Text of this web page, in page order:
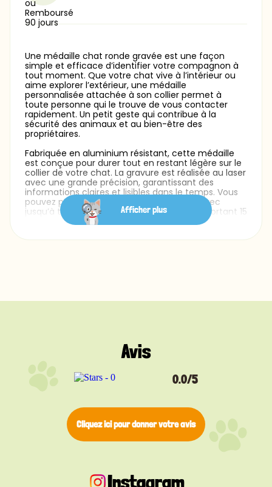
Une médaille chat ronde gravée est une façon
simple et efficace d’identifier votre compagnon à
tout moment. Que votre chat vive à l’intérieur ou
aime explorer l’extérieur, une médaille
personnalisée attachée à son collier permet à
toute personne qui le trouve de vous contacter
rapidement. Un petit geste qui contribue à la
sécurité des animaux et au bien-être des
propriétaires.
Fabriquée en aluminium résistant, cette médaille
est conçue pour durer tout en restant légère sur le
collier de votre chat. La gravure est réalisée au laser
avec une grande précision, garantissant des
informations claires et lisibles dans le temps. Vous
pouvez personnaliser le recto et le verso avec
jusqu’à trois lignes de texte, chacune comportant 15
caractères maximum. Plusieurs styles de police
de votre chat — sobre, élégante ou plus ludique.
une attache facile et sécurisée au collier de votre
identification claire qui correspond à la personnalité
de votre chat. Un accessoire discret mais essentiel
pour sa sécurité.
Afficher plus
Instagram
Avis
0.0/5
Cliquez ici pour donner votre avis